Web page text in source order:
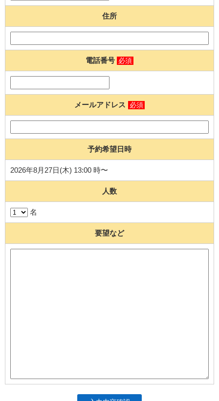
住所
電話番号 必須
メールアドレス 必須
予約希望日時
2026年8月27日(木) 13:00 時〜
人数
名
要望など